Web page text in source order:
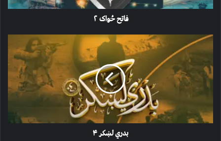
فاتح ځواک ۲
بدري
لښکر
بدري لښکر ۴